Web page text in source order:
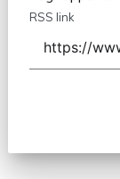
RSS link